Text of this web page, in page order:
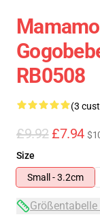
RB0508
(3
£9.92 £7.94
Size
Small - 3.2cm